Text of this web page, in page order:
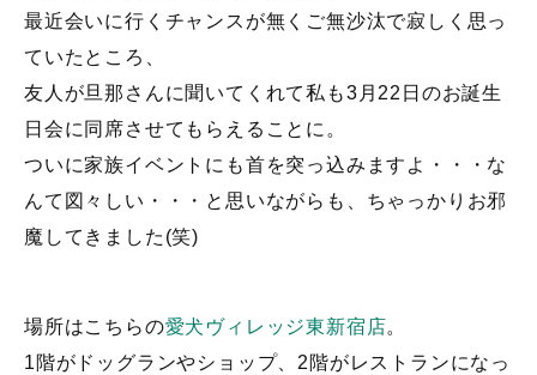
最近会いに行くチャンスが無くご無沙汰で寂しく思っ
ていたところ、
友人が旦那さんに聞いてくれて私も3月22日のお誕生
日会に同席させてもらえることに。
ついに家族イベントにも首を突っ込みますよ・・・な
んて図々しい・・・と思いながらも、ちゃっかりお邪
魔してきました(笑)
場所はこちらの愛犬ヴィレッジ東新宿店。
1階がドッグランやショップ、2階がレストランになっ